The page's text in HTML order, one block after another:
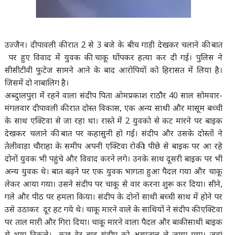
उज्जैन। दीपावली की रात 2 से 3 बजे के बीच गाड़ी देखकर चलाने की बात
पर हुए विवाद में युवक की चाकू घोंपकर हत्या कर दी गई। पुलिस ने
सीसीटीवी फुटेज सामने आने के बाद आरोपियों को हिरासत में लिया है।
जिसमें दो नाबालिग है।
अब्दुालपुरा में रहने वाला संदीप पिता ओमप्रकाश राठौर 40 साल सोमवार-
मंगलवार दीपावली की रात दोस्त विकास, एक अन्य साथी और मासूम बच्ची
के साथ एक्टिवा से जा रहा था। रास्ते में 2 युवको से कट मारने पर बाइक
देखकर चलाने की बात पर कहासुनी हो गई। संदीप और उसके दोस्तों ने
तेलीवाड़ा चौराहा के समीप अपनी एक्टिवा रोकी। पीछे से बाइक पर आ रहे
दोनों युवक भी पहुंचे और विवाद करने लगे। उनके साथ दूसरी बाइक पर भी
अन्य युवक थे। बात बढ़ने पर एक युवक भागता हुआ पैदल गया और चाकू
लेकर आया गया। उसने संदीप पर चाकू से वार करना शुरू कर दिया। सीने,
गले और पीठ पर हमला किया। संदीप के दोनों साथी बच्ची साथ में होने पर
उसे उठाकर दूर हट गये थे। चाकू मारने वाले के साथियों ने संदीप की एक्टिवा
पर ताल मारी और गिरा दिया। चाकू मारने वाला पैदल और बाकी साथी बाइक